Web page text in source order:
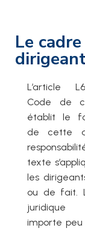
Le
L’article
Code de
établit le
de cette
texte
les
ou de fait.
juridique
importe